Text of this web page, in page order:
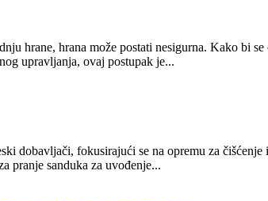
hrane, hrana može postati nesigurna. Kako bi
upravljanja, ovaj postupak je...
dobavljači, fokusirajući se na opremu za
pranje sanduka za uvođenje...